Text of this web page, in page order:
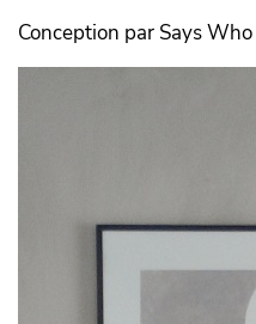
Conception par Says